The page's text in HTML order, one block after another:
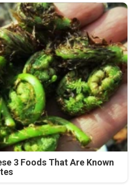
3 Foods That Are Known